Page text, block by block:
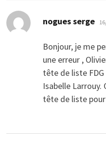
nogues serge
Bonjour, je me
une erreur ,
tête de liste FDG
Isabelle
tête de liste